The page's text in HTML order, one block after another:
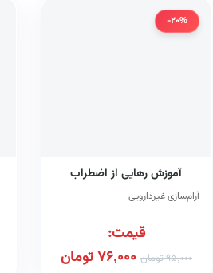
-20%
آموزش رهایی از اضطراب
آرام‌سازی غیردارویی
قیمت:
95,000تومان 76,000تومان